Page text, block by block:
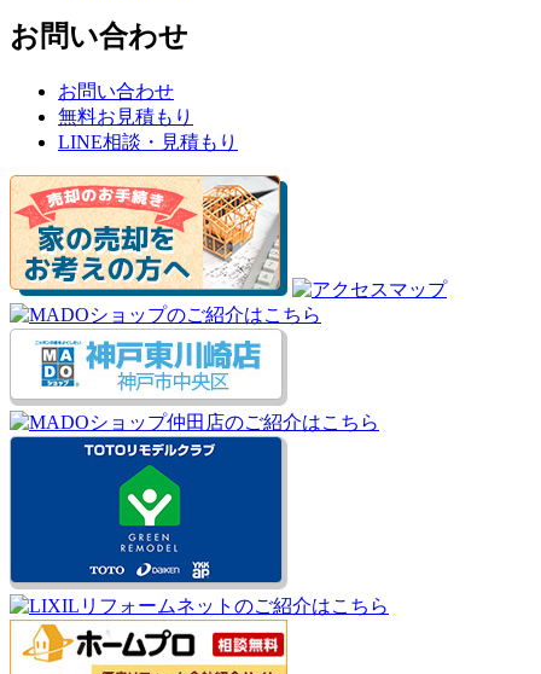
お問い合わせ
お問い合わせ
無料お見積もり
LINE相談・見積もり